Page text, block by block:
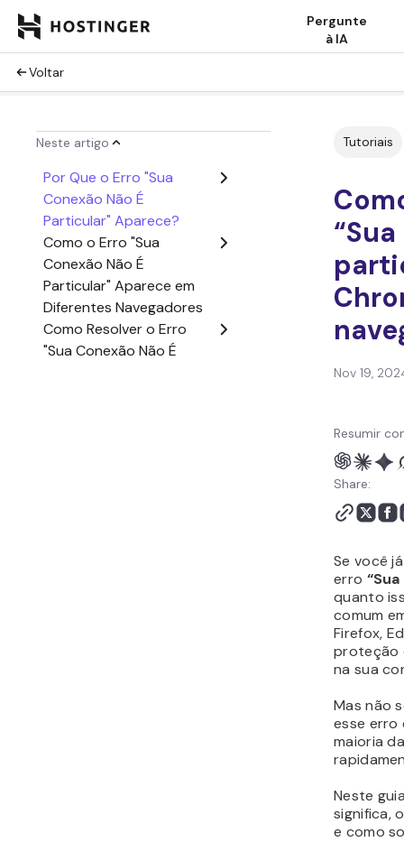
Pergunte
à IA
Voltar
Neste artigo
Por Que o Erro "Sua
Conexão Não É
Particular" Aparece?
Como o Erro "Sua
Conexão Não É
Particular" Aparece em
Diferentes Navegadores
Como Resolver o Erro
"Sua Conexão Não É
Tutoriais
Nov 19,
Resumir
Share:
Se você
erro
quanto
comum
Firefox,
proteção
na sua
Mas não
esse erro
maioria
Neste
significa,
e como